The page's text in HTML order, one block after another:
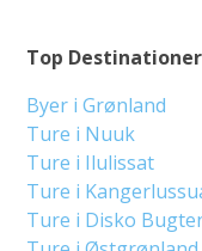
Top Destinationer
Byer i Grønland
Ture i Nuuk
Ture i Ilulissat
Ture i
Ture i Disko